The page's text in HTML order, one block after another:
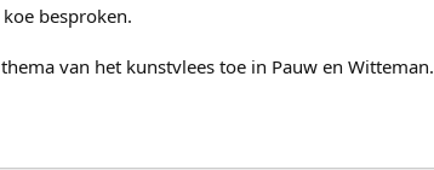
besproken.
van het kunstvlees toe in Pauw en Witteman.